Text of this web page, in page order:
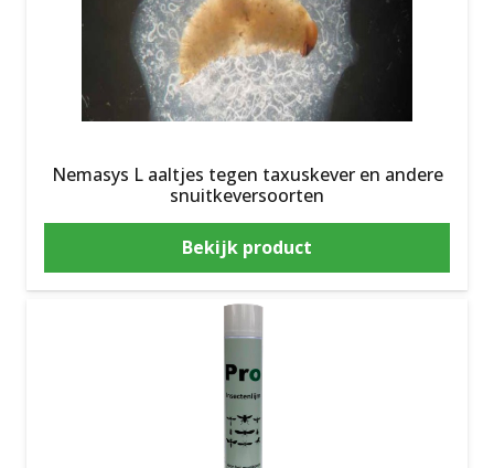
Nemasys L aaltjes tegen taxuskever en andere
snuitkeversoorten
Bekijk product